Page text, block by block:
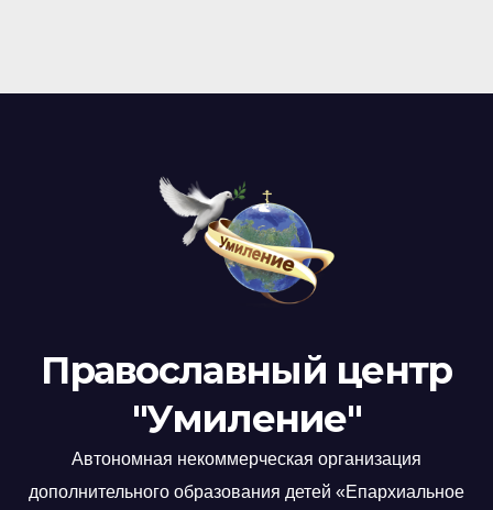
Православный центр
"Умиление"
Автономная некоммерческая организация
дополнительного образования детей «Епархиальное